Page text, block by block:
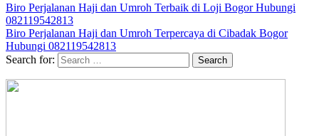
Biro Perjalanan Haji dan Umroh Terbaik di Loji Bogor Hubungi
082119542813
Biro Perjalanan Haji dan Umroh Terpercaya di Cibadak Bogor
Hubungi 082119542813
Search for: